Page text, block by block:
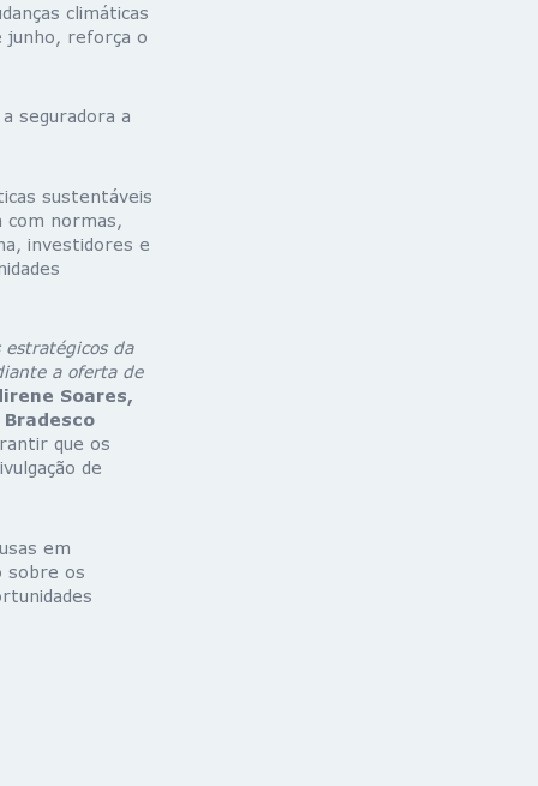
climáticas
junho, reforça o
seguradora a
sustentáveis
com normas,
investidores e
estratégicos da
a oferta de
Soares,
que os
de
em
sobre os